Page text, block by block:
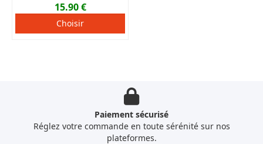
15.90 €
Choisir
Paiement sécurisé
Réglez votre commande en toute sérénité sur nos
plateformes.